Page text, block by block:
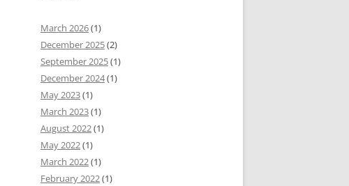
March 2026(1)
December 2025(2)
September 2025(1)
December 2024(1)
May 2023(1)
March 2023(1)
August 2022(1)
May 2022(1)
March 2022(1)
February 2022(1)